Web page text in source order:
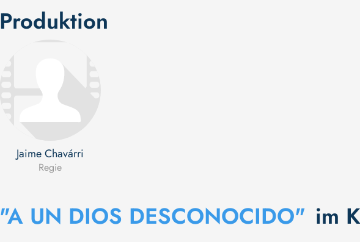
Produktion
Jaime Chavárri
Regie
"A UN DIOS DESCONOCIDO" im